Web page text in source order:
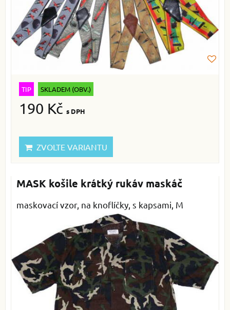
TIP SKLADEM (OBV.)
190 Kč s DPH
ZVOLTE VARIANTU
MASK košile krátký rukáv maskáč
maskovací vzor, na knoflíčky, s kapsami, M